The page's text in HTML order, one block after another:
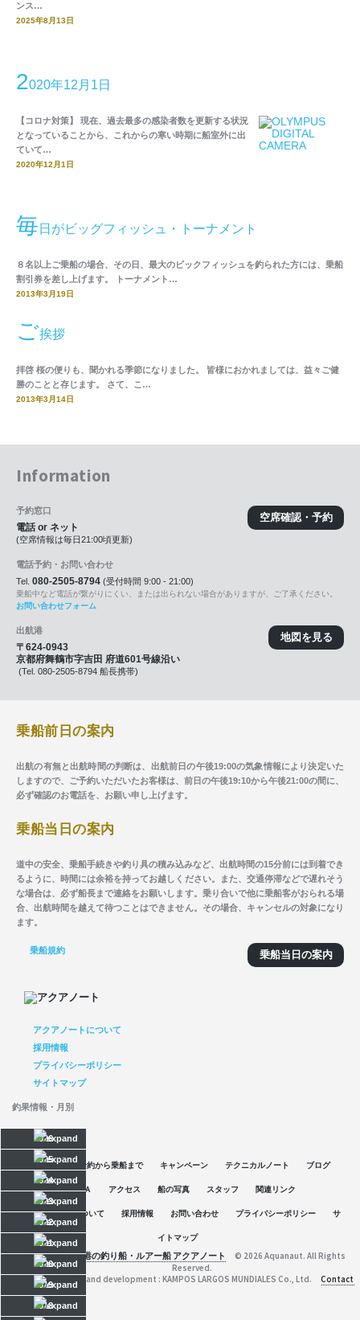
釣果情報・月別
2026
2025
2024
2023
2022
2021
2020
2019
2018
ンス…
2025年8月13日
2020年12月1日
【コロナ対策】 現在、過去最多の感染者数を更新する状況
となっていることから、これからの寒い時期に船室外に出
ていて…
2020年12月1日
毎 日がビッグフィッシュ・トーナメント
８名以上ご乗船の場合、その日、最大のビックフィッシュを釣られた方には、乗船
割引券を差し上げます。 トーナメント…
2013年3月19日
ご挨拶
拝啓 桜の便りも、聞かれる季節になりました。 皆様におかれましては、益々ご健
勝のことと存じます。 さて、こ…
2013年3月14日
Information
空席確認・予約
予約窓口
電話 or ネット
(空席情報は毎日21:00頃更新)
電話予約・お問い合わせ
Tel. 080-2505-8794 (受付時間 9:00 - 21:00)
乗船中など電話が繋がりにくい、または出られない場合がありますが、ご了承ください。
お問い合わせフォーム
地図を見る
出航港
〒624-0943
京都府舞鶴市字吉田 府道601号線沿い
(Tel. 080-2505-8794 船長携帯)
乗船前日の案内
出航の有無と出航時間の判断は、出航前日の午後19:00の気象情報により決定いた
しますので、ご予約いただいたお客様は、前日の午後19:10から午後21:00の間に、
必ず確認のお電話を、お願い申し上げます。
乗船当日の案内
道中の安全、乗船手続きや釣り具の積み込みなど、出航時間の15分前には到着でき
るように、時間には余裕を持ってお越しください。また、交通停滞などで遅れそう
な場合は、必ず船長まで連絡をお願いします。乗り合いで他に乗船客がおられる場
合、出航時間を越えて待つことはできません。その場合、キャンセルの対象になり
ます。
乗船当日の案内
乗船規約
アクアノートについて
採用情報
プライバシーポリシー
サイトマップ
空席情報 予約から乗船まで キャンペーン テクニカルノート ブログ
Ｑ＆Ａ アクセス 船の写真 スタッフ 関連リンク
アクアノートについて 採用情報 お問い合わせ プライバシーポリシー サ
イトマップ
京都府舞鶴港の釣り船・ルアー船 アクアノート
© 2026 Aquanaut. All Rights
Reserved.
Web planning and development : KAMPOS LARGOS MUNDIALES Co., Ltd.Contact